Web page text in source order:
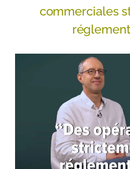
commerciales